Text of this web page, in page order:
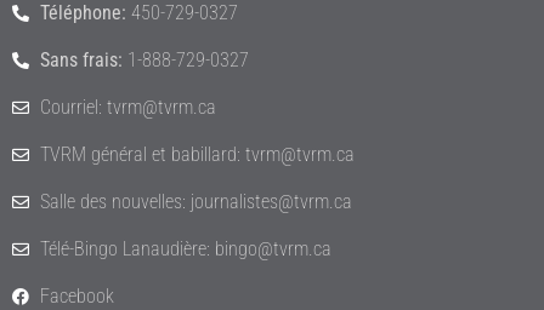
Téléphone: 450-729-0327
Sans frais: 1-888-729-0327
Courriel: tvrm@tvrm.ca
TVRM général et babillard: tvrm@tvrm.ca
Salle des nouvelles: journalistes@tvrm.ca
Télé-Bingo Lanaudière: bingo@tvrm.ca
Facebook